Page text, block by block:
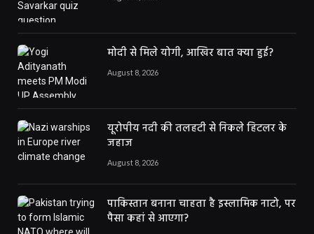
मोदी से मिले योगी, आखिर बात क्या हुई?
August 8, 2026
यूरोपीय नदी की तलहटी से निकले हिटलर के
जहाज
August 8, 2026
पाकिस्तान बनाना चाहता है इस्लामिक नाटो, पर
पैसा कहां से आएगा?